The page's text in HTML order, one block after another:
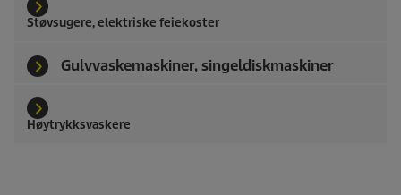
Støvsugere, elektriske feiekoster
Gulvvaskemaskiner, singeldiskmaskiner
Høytrykksvaskere